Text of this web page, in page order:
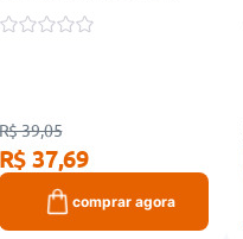
39,05
37,69
comprar agora